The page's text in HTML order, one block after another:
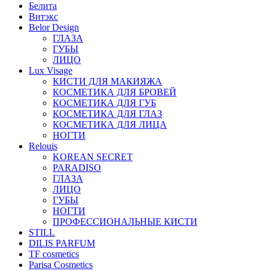
Белита
Витэкс
Belor Design
ГЛАЗА
ГУБЫ
ЛИЦО
Lux Visage
КИСТИ ДЛЯ МАКИЯЖА
КОСМЕТИКА ДЛЯ БРОВЕЙ
КОСМЕТИКА ДЛЯ ГУБ
КОСМЕТИКА ДЛЯ ГЛАЗ
КОСМЕТИКА ДЛЯ ЛИЦА
НОГТИ
Relouis
KOREAN SECRET
PARADISO
ГЛАЗА
ЛИЦО
ГУБЫ
НОГТИ
ПРОФЕССИОНАЛЬНЫЕ КИСТИ
STILL
DILIS PARFUM
TF cosmetics
Parisa Cosmetics